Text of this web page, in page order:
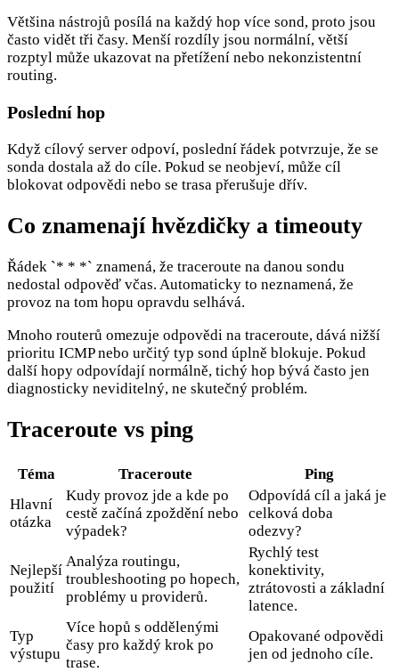
Většina nástrojů posílá na každý hop více sond, proto jsou
často vidět tři časy. Menší rozdíly jsou normální, větší
rozptyl může ukazovat na přetížení nebo nekonzistentní
routing.
Poslední hop
Když cílový server odpoví, poslední řádek potvrzuje, že se
sonda dostala až do cíle. Pokud se neobjeví, může cíl
blokovat odpovědi nebo se trasa přerušuje dřív.
Co znamenají hvězdičky a timeouty
Řádek `* * *` znamená, že traceroute na danou sondu
nedostal odpověď včas. Automaticky to neznamená, že
provoz na tom hopu opravdu selhává.
Mnoho routerů omezuje odpovědi na traceroute, dává nižší
prioritu ICMP nebo určitý typ sond úplně blokuje. Pokud
další hopy odpovídají normálně, tichý hop bývá často jen
diagnosticky neviditelný, ne skutečný problém.
Traceroute vs ping
Téma Traceroute
Ping
Hlavní
otázka
Kudy provoz jde a kde po
cestě začíná zpoždění nebo
výpadek?
Odpovídá cíl a jaká je
celková doba
odezvy?
Nejlepší
použití
Analýza routingu,
troubleshooting po hopech,
problémy u providerů.
Rychlý test
konektivity,
ztrátovosti a základní
latence.
Typ
výstupu
Více hopů s oddělenými
časy pro každý krok po
trase.
Opakované odpovědi
jen od jednoho cíle.